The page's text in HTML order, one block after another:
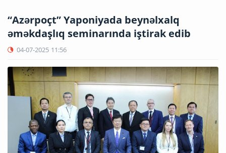
“Azərpoçt” Yaponiyada beynəlxalq
əməkdaşlıq seminarında iştirak edib
04-07-2025 11:56